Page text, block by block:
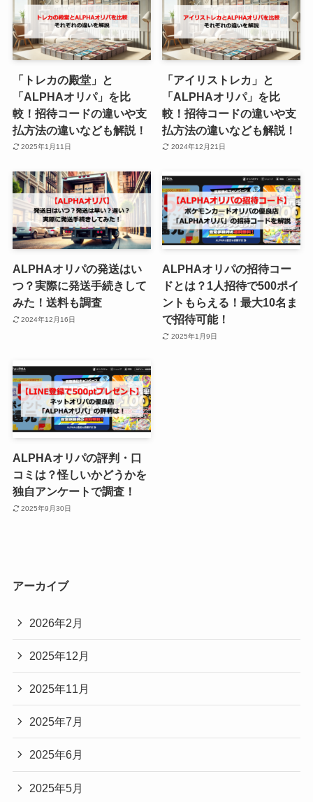
「トレカの殿堂」と
「ALPHAオリパ」を比
較！招待コードの違いや支
払方法の違いなども解説！
2025年1月11日
「アイリストレカ」と
「ALPHAオリパ」を比
較！招待コードの違いや支
払方法の違いなども解説！
2024年12月21日
ALPHAオリパの発送はい
つ？実際に発送手続きして
みた！送料も調査
2024年12月16日
ALPHAオリパの招待コー
ドとは？1人招待で500ポイ
ントもらえる！最大10名ま
で招待可能！
2025年1月9日
ALPHAオリパの評判・口
コミは？怪しいかどうかを
独自アンケートで調査！
2025年9月30日
アーカイブ
2026年2月
2025年12月
2025年11月
2025年7月
2025年6月
2025年5月